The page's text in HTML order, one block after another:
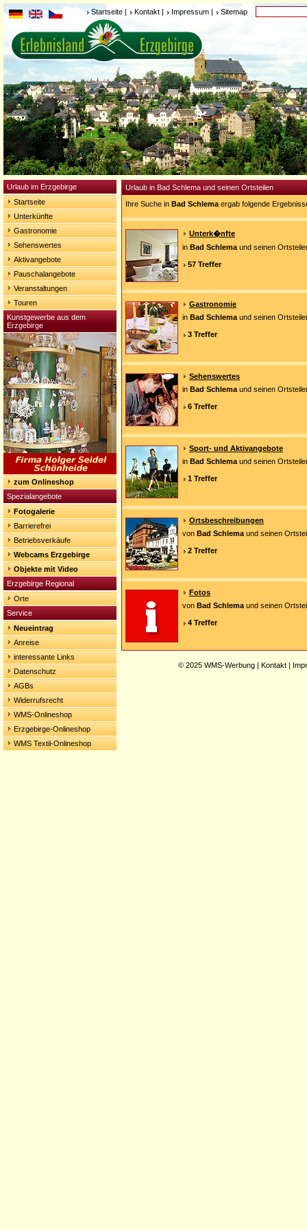
Startseite | Kontakt | Impressum | Sitemap
Urlaub im Erzgebirge
Startseite
Unterkünfte
Gastronomie
Sehenswertes
Aktivangebote
Pauschalangebote
Veranstaltungen
Touren
Kunstgewerbe aus dem
Erzgebirge
zum Onlineshop
Spezialangebote
Fotogalerie
Barrierefrei
Betriebsverkäufe
Webcams Erzgebirge
Objekte mit Video
Erzgebirge Regional
Orte
Service
Neueintrag
Anreise
interessante Links
Datenschutz
AGBs
Widerrufsrecht
WMS-Onlineshop
Erzgebirge-Onlineshop
WMS Textil-Onlineshop
Urlaub in Bad Schlema und seinen Ortsteilen
Ihre Suche in Bad Schlema ergab folgende
Unterk�nfte
in Bad Schlema und seinen
57 Treffer
Gastronomie
in Bad Schlema und seinen
3 Treffer
Sehenswertes
in Bad Schlema und seinen
6 Treffer
Sport- und Aktivangebote
in Bad Schlema und seinen
1 Treffer
Ortsbeschreibungen
von Bad Schlema und seinen
2 Treffer
Fotos
von Bad Schlema und seinen
4 Treffer
© 2025 WMS-Werbung | Kontakt |